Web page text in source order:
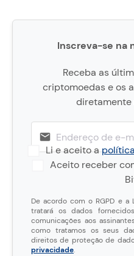
Inscreva-se na
Receba as
criptomoedas e os
diretamente
Li e aceito a
Aceito receber
De acordo com o RGPD e a
tratará os dados
comunicações aos
como tratamos os seus
direitos de proteção de
privacidade.